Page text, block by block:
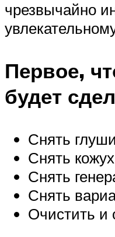
чрезвычайно
Первое,
будет
Снять
Снять
Снять
Снять
Очистить и